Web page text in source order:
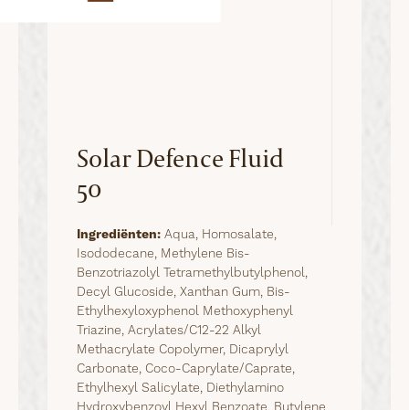
Solar Defence Fluid
50
Ingrediënten: Aqua, Homosalate,
Isododecane, Methylene Bis-
Benzotriazolyl Tetramethylbutylphenol,
Decyl Glucoside, Xanthan Gum, Bis-
Ethylhexyloxyphenol Methoxyphenyl
Triazine, Acrylates/C12-22 Alkyl
Methacrylate Copolymer, Dicaprylyl
Carbonate, Coco-Caprylate/Caprate,
Ethylhexyl Salicylate, Diethylamino